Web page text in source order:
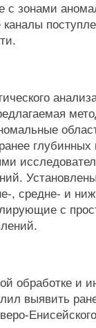
зонами
глубинных
, средне- и
с
обработке и
выявить